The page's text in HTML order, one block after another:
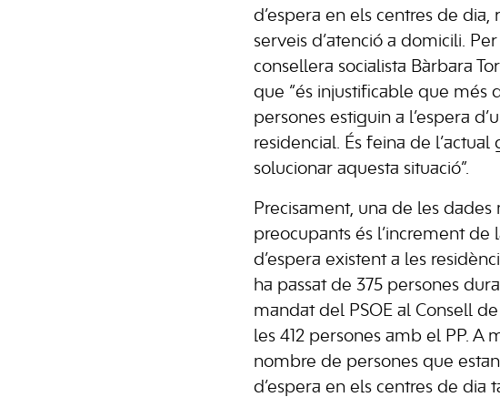
d’espera en els centres de dia,
serveis d’atenció a domicili.
consellera socialista Bàrbara
que “és injustificable que més
persones estiguin a l’espera
residencial. És feina de l’actual
solucionar aquesta situació”.
Precisament, una de les dades
preocupants és l’increment de
d’espera existent a les
ha passat de 375 persones
mandat del PSOE al Consell
les 412 persones amb el PP. A
nombre de persones que
d’espera en els centres de dia